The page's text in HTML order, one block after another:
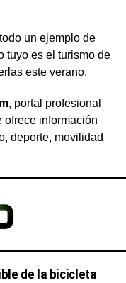
un ejemplo de
tuyo es el turismo de
este verano.
, portal profesional
ofrece información
deporte, movilidad
de la bicicleta